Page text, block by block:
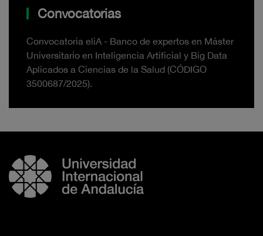
Convocatorias
Convocatoria eliA - Banco de expertos en Máster
Universitario en Inteligencia Artificial y Big Data
Aplicados a Ciencias de la Salud (CÓDIGO
3500687/2025).